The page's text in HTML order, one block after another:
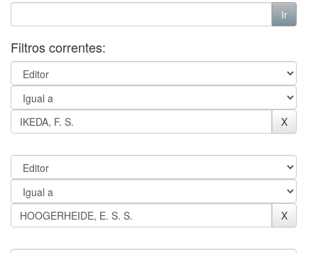
Filtros correntes: